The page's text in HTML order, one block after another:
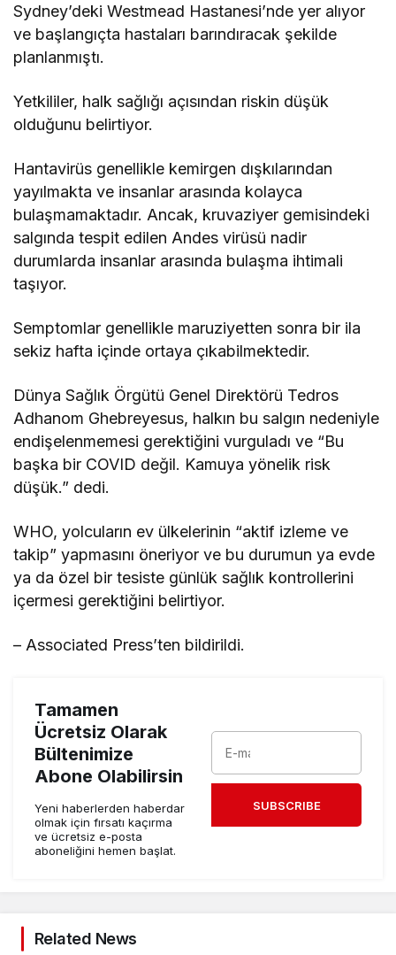
Sydney’deki Westmead Hastanesi’nde yer alıyor
ve başlangıçta hastaları barındıracak şekilde
planlanmıştı.
Yetkililer, halk sağlığı açısından riskin düşük
olduğunu belirtiyor.
Hantavirüs genellikle kemirgen dışkılarından
yayılmakta ve insanlar arasında kolayca
bulaşmamaktadır. Ancak, kruvaziyer gemisindeki
salgında tespit edilen Andes virüsü nadir
durumlarda insanlar arasında bulaşma ihtimali
taşıyor.
Semptomlar genellikle maruziyetten sonra bir ila
sekiz hafta içinde ortaya çıkabilmektedir.
Dünya Sağlık Örgütü Genel Direktörü Tedros
Adhanom Ghebreyesus, halkın bu salgın nedeniyle
endişelenmemesi gerektiğini vurguladı ve “Bu
başka bir COVID değil. Kamuya yönelik risk
düşük.” dedi.
WHO, yolcuların ev ülkelerinin “aktif izleme ve
takip” yapmasını öneriyor ve bu durumun ya evde
ya da özel bir tesiste günlük sağlık kontrollerini
içermesi gerektiğini belirtiyor.
– Associated Press’ten bildirildi.
Tamamen
Ücretsiz Olarak
Bültenimize
Abone Olabilirsin
Yeni haberlerden haberdar
olmak için fırsatı kaçırma
ve ücretsiz e-posta
aboneliğini hemen başlat.
SUBSCRIBE
Related News